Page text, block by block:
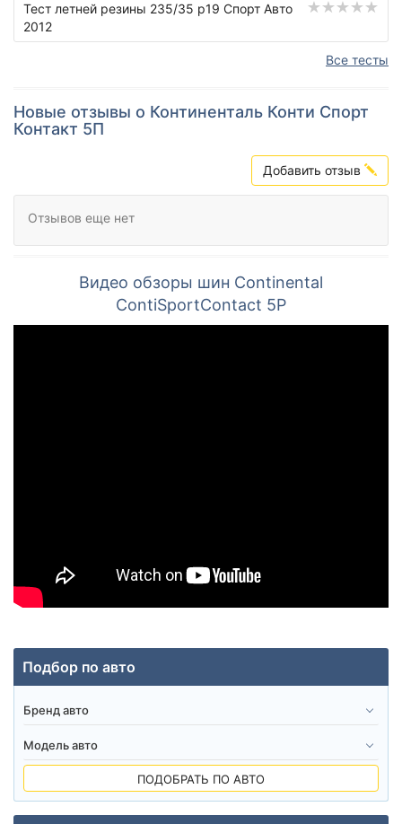
Тест летней резины 235/35 р19 Спорт Авто
2012
Все тесты
Новые отзывы о Континенталь Конти Спорт
Контакт 5П
Добавить отзыв
Отзывов еще нет
Видео обзоры шин Continental
ContiSportContact 5P
Подбор по авто
ПОДОБРАТЬ ПО АВТО